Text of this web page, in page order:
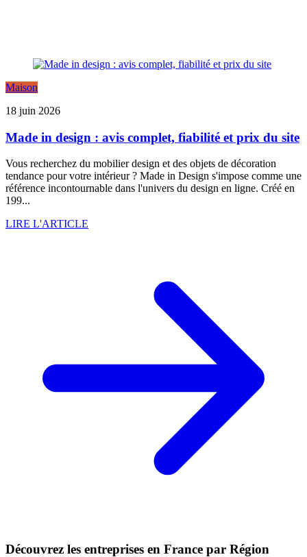
Maison
18 juin 2026
Made in design : avis complet, fiabilité et prix du site
Vous recherchez du mobilier design et des objets de décoration
tendance pour votre intérieur ? Made in Design s'impose comme une
référence incontournable dans l'univers du design en ligne. Créé en
199...
LIRE L'ARTICLE
Découvrez les entreprises en France par Région